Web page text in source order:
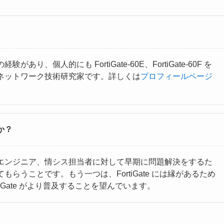
験があり、個人的にも FortiGate-60E、FortiGate-60F を
トワーク技術研究家です。詳しくはプロフィールページ
？
ジニア、情シス担当者に対して早期に問題解決をするた
らうことです。もう一つは、FortiGate には縁があるため
がより普及することを望んでいます。